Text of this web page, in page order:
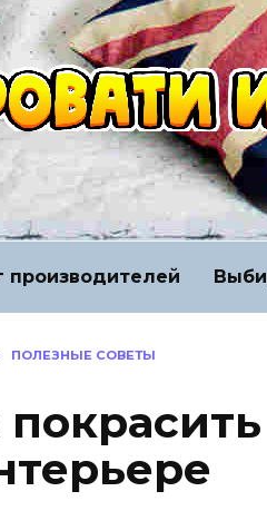
производителей
ПОЛЕЗНЫЕ СОВЕТЫ